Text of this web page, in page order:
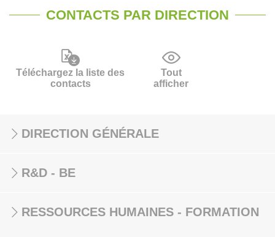
CONTACTS PAR DIRECTION
Téléchargez la liste des
contacts
Tout
afficher
DIRECTION GÉNÉRALE
R&D - BE
RESSOURCES HUMAINES - FORMATION